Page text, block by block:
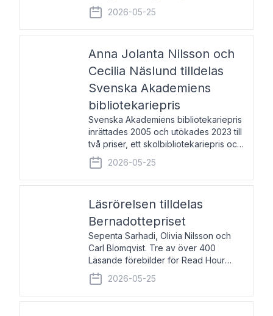
intresset hos unga människor för
svenska språket och litteraturen”.
Prisutdelning och samtal med
2026-05-25
Anna Jolanta Nilsson och
Cecilia Näslund tilldelas
Svenska Akademiens
bibliotekariepris
Svenska Akademiens bibliotekariepris
inrättades 2005 och utökades 2023 till
två priser, ett skolbibliotekariepris och
ett folkbibliotekariepris. Priserna skall
tilldelas bibliotekarier vid svenska folk-
och skolbibliotek som gjort värdefull
2026-05-25
Läsrörelsen tilldelas
Bernadottepriset
Sepenta Sarhadi, Olivia Nilsson och
Carl Blomqvist. Tre av över 400
Läsande förebilder för Read Hour
Sverige. Foto: Michael Wall. Den ideella
föreningen Läsrörelsen tilldelas
Bernadottepriset 2026 för att den
2026-05-25